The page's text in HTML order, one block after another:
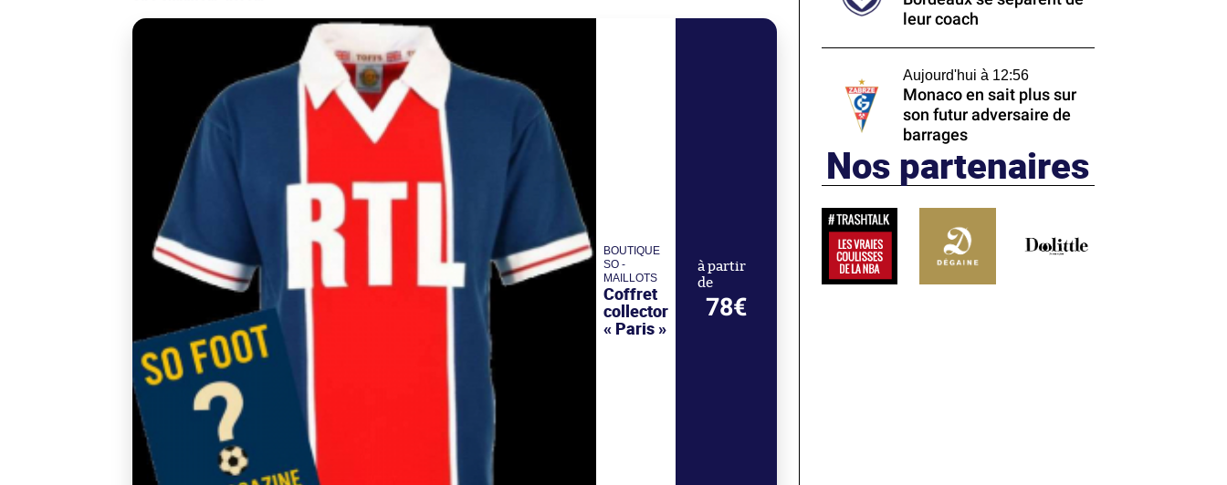
BOUTIQUE
SO -
MAILLOTS
Coffret
collector
« Paris »
à partir
de
78€
leur coach
Aujourd'hui à 12:56
Monaco en sait plus sur
son futur adversaire de
barrages
Nos partenaires